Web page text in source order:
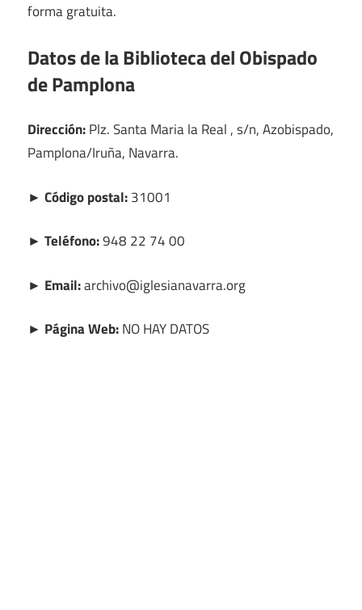
forma gratuita.
Datos de la Biblioteca del Obispado
de Pamplona
Dirección:Plz. Santa Maria la Real , s/n, Azobispado,
Pamplona/Iruña, Navarra.
► Código postal:31001
► Teléfono:948 22 74 00
► Email:archivo@iglesianavarra.org
► Página Web:NO HAY DATOS